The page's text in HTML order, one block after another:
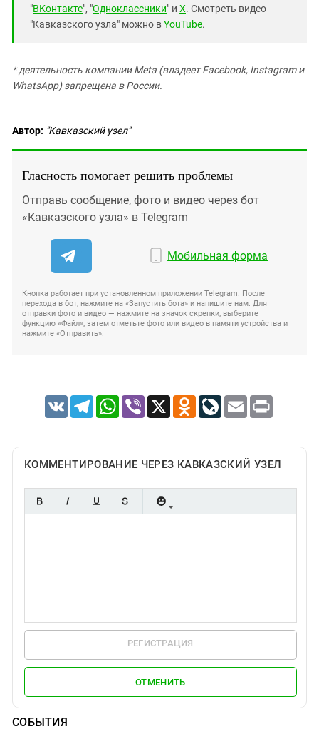
"ВКонтакте", "Одноклассники" и X. Смотреть видео
"Кавказского узла" можно вYouTube.
* деятельность компании Meta (владеет Facebook, Instagram и
WhatsApp) запрещена в России.
Автор: "Кавказский узел"
Гласность помогает решить проблемы
Отправь сообщение, фото и видео через бот
«Кавказского узла» в Telegram
Мобильная форма
Кнопка работает при установленном приложении Telegram. После
перехода в бот, нажмите на «Запустить бота» и напишите нам. Для
отправки фото и видео — нажмите на значок скрепки, выберите
функцию «Файл», затем отметьте фото или видео в памяти устройства и
нажмите «Отправить».
VK TelegramWhatsApp
Viber X Odnoklassniki
LiveJournal
Email Print
КОММЕНТИРОВАНИЕ ЧЕРЕЗ КАВКАЗСКИЙ УЗЕЛ
РЕГИСТРАЦИЯ
ОТМЕНИТЬ
СОБЫТИЯ